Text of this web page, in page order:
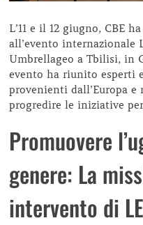
L’11 e il 12 giugno, CBE
all’evento internazionale
Umbrellageo a Tbilisi, in
evento ha riunito esperti
provenienti dall’Europa
progredire le iniziative
Promuovere
genere: La
intervento di